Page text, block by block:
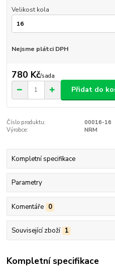
Velikost kola
Nejsme plátci DPH
780 Kč/sada
Přidat do
Číslo produktu:
00016-16
Výrobce:
NRM
Kompletní specifikace
Parametry
Komentáře 0
Související zboží 1
Kompletní specifikace